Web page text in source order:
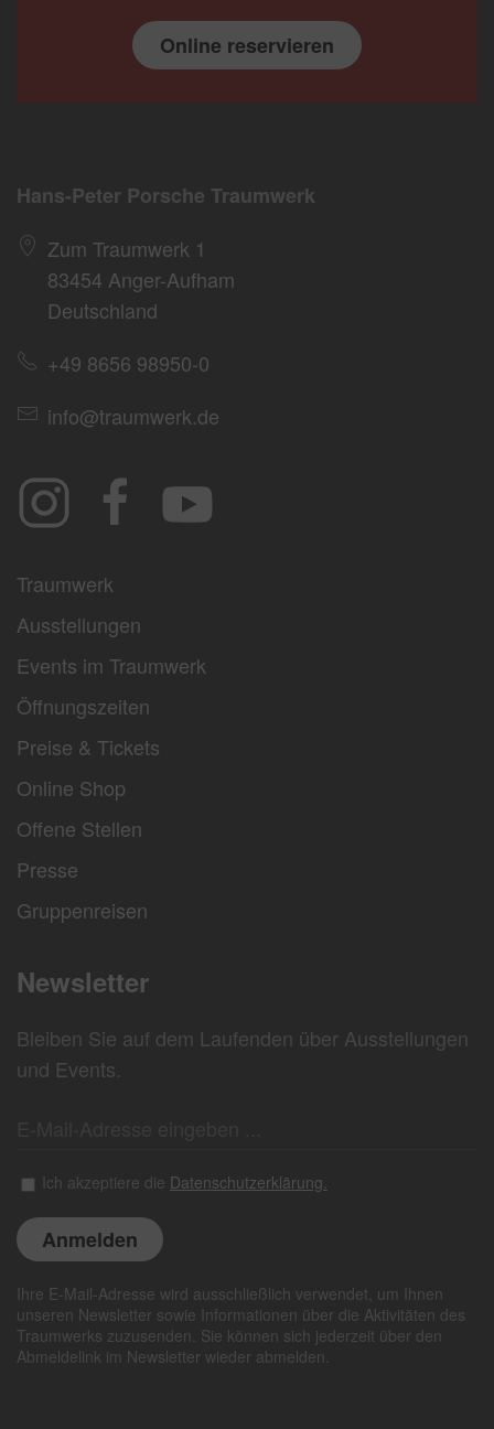
Online reservieren
Hans-Peter Porsche Traumwerk
Zum Traumwerk 1
83454 Anger-Aufham
Deutschland
+49 8656 98950-0
info@traumwerk.de
Traumwerk
Ausstellungen
Events im Traumwerk
Öffnungszeiten
Preise & Tickets
Online Shop
Offene Stellen
Presse
Gruppenreisen
Newsletter
Bleiben Sie auf dem Laufenden über Ausstellungen
und Events.
Ich akzeptiere die Datenschutzerklärung.
Ihre E-Mail-Adresse wird ausschließlich verwendet, um Ihnen
unseren Newsletter sowie Informationen über die Aktivitäten des
Traumwerks zuzusenden. Sie können sich jederzeit über den
Abmeldelink im Newsletter wieder abmelden.